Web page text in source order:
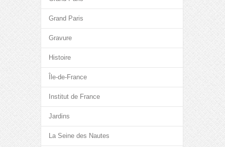
Grand Paris
Gravure
Histoire
Île-de-France
Institut de France
Jardins
La Seine des Nautes